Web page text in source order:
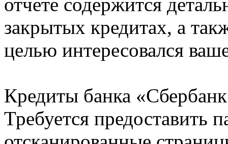
закрытых кредитах, а
целью интересовался
Кредиты банка
Требуется предоставить